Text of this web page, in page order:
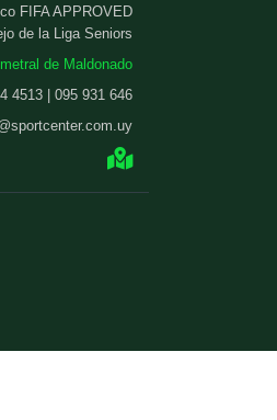
FIFA APPROVED
de la Liga Seniors
de Maldonado
4513 | 095 931 646